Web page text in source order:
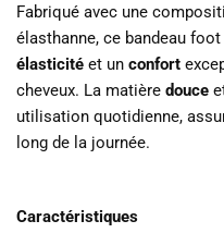
Fabriqué avec une
élasthanne, ce bandeau
élasticité et un confort
cheveux. La matière douce
utilisation quotidienne,
long de la journée.
Caractéristiques